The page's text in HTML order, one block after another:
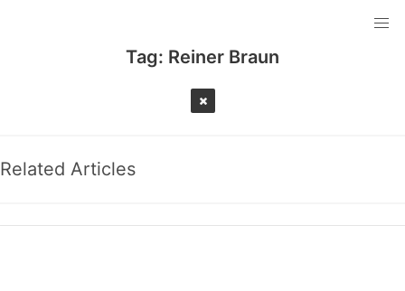
Tag: Reiner Braun
Related Articles